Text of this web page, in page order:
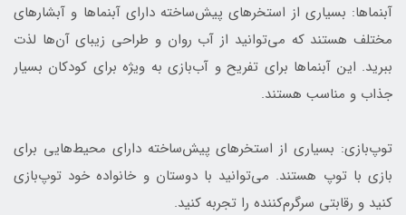
آبنماها: بسیاری از استخرهای پیش‌ساخته دارای آبنماها و آبشارهای
مختلف هستند که می‌توانید از آب روان و طراحی زیبای آن‌ها لذت
ببرید. این آبنماها برای تفریح و آب‌بازی به ویژه برای کودکان بسیار
جذاب و مناسب هستند.
توپ‌بازی: بسیاری از استخرهای پیش‌ساخته دارای محیط‌هایی برای
بازی با توپ هستند. می‌توانید با دوستان و خانواده خود توپ‌بازی
کنید و رقابتی سرگرم‌کننده را تجربه کنید.